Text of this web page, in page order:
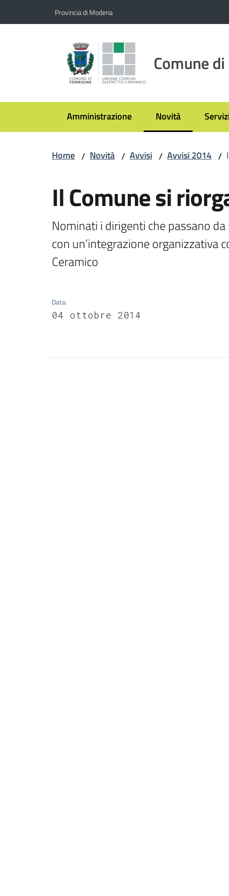
Provincia di Modena
Comune
Amministrazione Novità
Menu selezionato
Home / Novità / Avvisi / Avvisi 2014 /
Il Comune si
Nominati i dirigenti che passano
con un’integrazione organizzativa
Ceramico
Data:
04 ottobre 2014